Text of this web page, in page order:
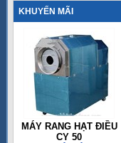
KHUYẾN MÃI
MÁY RANG HẠT ĐIỀU
CY 50